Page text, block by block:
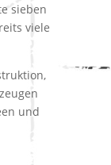
sieben
viele
und